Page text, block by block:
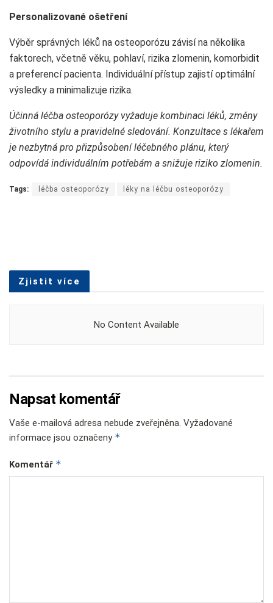
Personalizované ošetření
Výběr správných léků na osteoporózu závisí na několika
faktorech, včetně věku, pohlaví, rizika zlomenin, komorbidit
a preferencí pacienta. Individuální přístup zajistí optimální
výsledky a minimalizuje rizika.
Účinná léčba osteoporózy vyžaduje kombinaci léků, změny
životního stylu a pravidelné sledování. Konzultace s lékařem
je nezbytná pro přizpůsobení léčebného plánu, který
odpovídá individuálním potřebám a snižuje riziko zlomenin.
Tags: léčba osteoporózy léky na léčbu osteoporózy
Zjistit více
No Content Available
Napsat komentář
Vaše e-mailová adresa nebude zveřejněna. Vyžadované
informace jsou označeny *
Komentář *